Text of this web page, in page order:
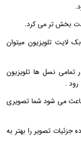
لذت بخش تر می کرد.
تلویزیون میتوان
تمامی نسل ها تلویزیون
.
می شود شما تصویری
تصویر را بهتر به